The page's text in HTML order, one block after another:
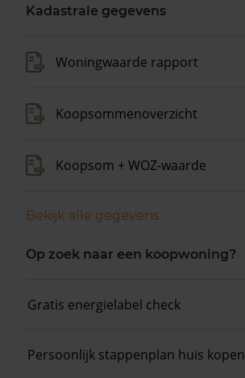
Kadastrale gegevens
Woningwaarde rapport
Koopsommenoverzicht
Koopsom + WOZ-waarde
Bekijk alle gegevens
Op zoek naar een koopwoning?
Gratis energielabel check
Persoonlijk stappenplan huis kopen